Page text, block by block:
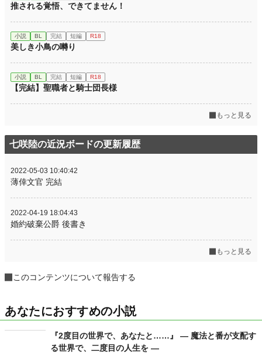
推される覚悟、できてません！
小説 BL 完結 短編 R18
美しき小鳥の囀り
小説 BL 完結 短編 R18
【完結】聖職者と騎士団長様
もっと見る
七咲陸の近況ボードの更新履歴
2022-05-03 10:40:42
薄倖文官 完結
2022-04-19 18:04:43
婚約破棄公爵 後書き
もっと見る
このコンテンツについて報告する
あなたにおすすめの小説
『2度目の世界で、あなたと……』 ― 魔法と番が支配す
る世界で、二度目の人生を ―